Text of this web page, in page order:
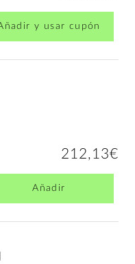
y usar cupón
212,13€
Añadir